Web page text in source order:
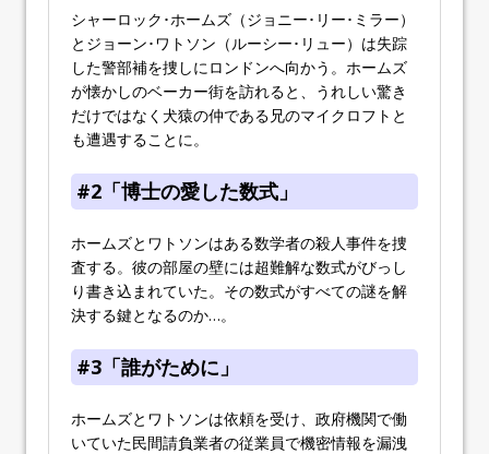
シャーロック･ホームズ（ジョニー･リー･ミラー）
とジョーン･ワトソン（ルーシー･リュー）は失踪
した警部補を捜しにロンドンへ向かう。ホームズ
が懐かしのベーカー街を訪れると、うれしい驚き
だけではなく犬猿の仲である兄のマイクロフトと
も遭遇することに。
#2「博士の愛した数式」
ホームズとワトソンはある数学者の殺人事件を捜
査する。彼の部屋の壁には超難解な数式がびっし
り書き込まれていた。その数式がすべての謎を解
決する鍵となるのか…。
#3「誰がために」
ホームズとワトソンは依頼を受け、政府機関で働
いていた民間請負業者の従業員で機密情報を漏洩